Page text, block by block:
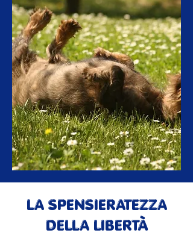
LA SPENSIERATEZZA
DELLA LIBERTÀ